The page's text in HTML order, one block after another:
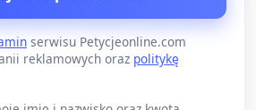
serwisu Petycjeonline.com
reklamowych oraz politykę